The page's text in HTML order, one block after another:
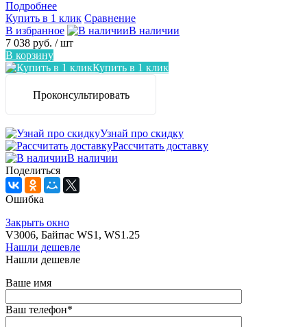
Подробнее
Купить в 1 клик Сравнение
В избранное
В наличии
7 038 руб. / шт
В корзину
Купить в 1 клик
Проконсультировать
Узнай про скидку
Рассчитать доставку
В наличии
Поделиться
Ошибка
Закрыть окно
V3006, Байпас WS1, WS1.25
Нашли дешевле
Нашли дешевле
Ваше имя
Ваш телефон*